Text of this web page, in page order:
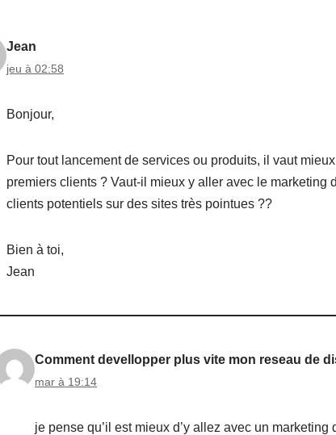
Jean
jeu à 02:58
Bonjour,
Pour tout lancement de services ou produits, il vaut
premiers clients ? Vaut-il mieux y aller avec le marketing
clients potentiels sur des sites très pointues ??
Bien à toi,
Jean
Comment devellopper plus vite mon reseau de
mar à 19:14
je pense qu’il est mieux d’y allez avec un marketing